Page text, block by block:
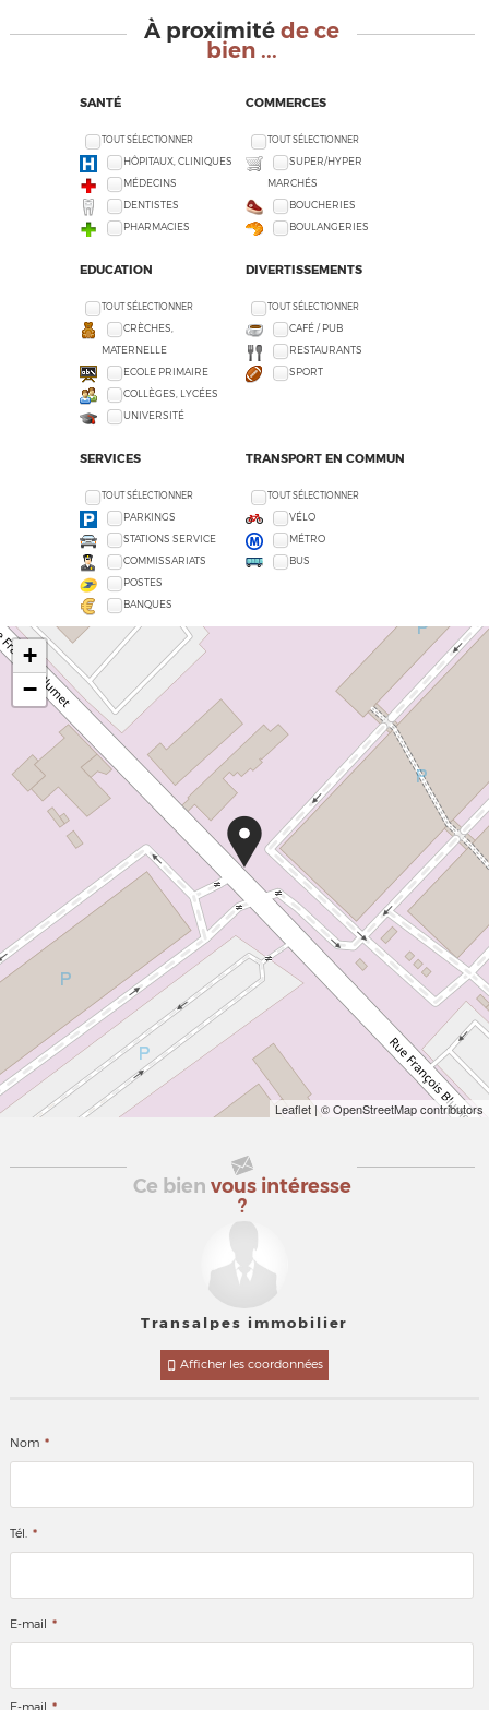
À proximitéde ce
bien ...
SANTÉ
TOUT SÉLECTIONNER
HÔPITAUX, CLINIQUES
MÉDECINS
DENTISTES
PHARMACIES
COMMERCES
TOUT SÉLECTIONNER
SUPER/HYPER
MARCHÉS
BOUCHERIES
BOULANGERIES
EDUCATION
TOUT SÉLECTIONNER
CRÈCHES,
MATERNELLE
ECOLE PRIMAIRE
COLLÈGES, LYCÉES
UNIVERSITÉ
DIVERTISSEMENTS
TOUT SÉLECTIONNER
CAFÉ / PUB
RESTAURANTS
SPORT
SERVICES
TOUT SÉLECTIONNER
PARKINGS
STATIONS SERVICE
COMMISSARIATS
POSTES
BANQUES
TRANSPORT EN COMMUN
TOUT SÉLECTIONNER
VÉLO
MÉTRO
BUS
+
−
Leaflet | © OpenStreetMap contributors
Ce bien vous intéresse
?
Transalpes immobilier
Afficher les coordonnées
Nom *
Tél. *
E-mail *
E-mail *